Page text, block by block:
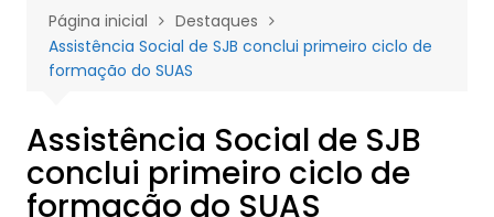
Página inicial
Destaques
Assistência Social de SJB conclui primeiro ciclo de
formação do SUAS
Assistência Social de SJB
conclui primeiro ciclo de
formação do SUAS